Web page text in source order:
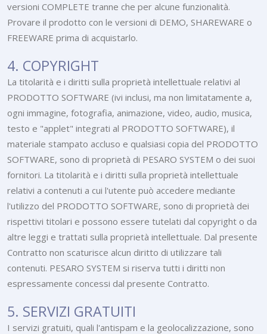
versioni COMPLETE tranne che per alcune funzionalità.
Provare il prodotto con le versioni di DEMO, SHAREWARE o
FREEWARE prima di acquistarlo.
4. COPYRIGHT
La titolarità e i diritti sulla proprietà intellettuale relativi al
PRODOTTO SOFTWARE (ivi inclusi, ma non limitatamente a,
ogni immagine, fotografia, animazione, video, audio, musica,
testo e "applet" integrati al PRODOTTO SOFTWARE), il
materiale stampato accluso e qualsiasi copia del PRODOTTO
SOFTWARE, sono di proprietà di PESARO SYSTEM o dei suoi
fornitori. La titolarità e i diritti sulla proprietà intellettuale
relativi a contenuti a cui l'utente può accedere mediante
l'utilizzo del PRODOTTO SOFTWARE, sono di proprietà dei
rispettivi titolari e possono essere tutelati dal copyright o da
altre leggi e trattati sulla proprietà intellettuale. Dal presente
Contratto non scaturisce alcun diritto di utilizzare tali
contenuti. PESARO SYSTEM si riserva tutti i diritti non
espressamente concessi dal presente Contratto.
5. SERVIZI GRATUITI
I servizi gratuiti, quali l'antispam e la geolocalizzazione, sono